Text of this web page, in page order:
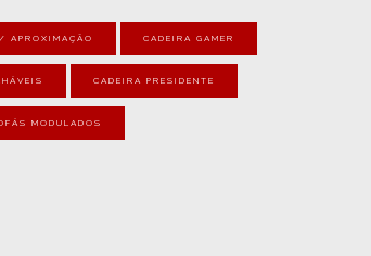
APROXIMAÇÃO CADEIRA GAMER
CADEIRA PRESIDENTE
MODULADOS